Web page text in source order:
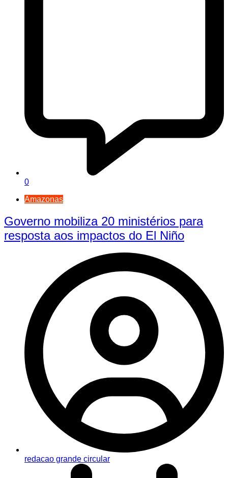
0
Amazonas
Governo mobiliza 20 ministérios para
resposta aos impactos do El Niño
redacao grande circular